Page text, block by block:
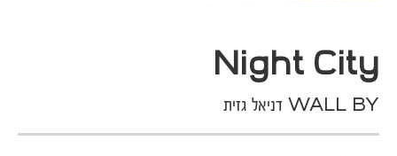
Night City
WALL BY דניאל גזית